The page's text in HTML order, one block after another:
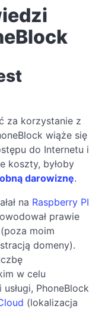
za korzystanie z
wiąże się
do Internetu i
koszty, byłoby
darowiznę.
na Raspberry PI
prawie
moim
domeny).
w celu
PhoneBlock
(lokalizacja